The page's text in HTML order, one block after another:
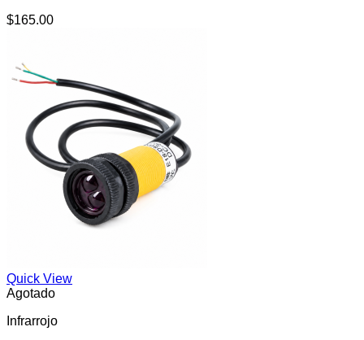
$165.00
Quick View
Agotado
Infrarrojo